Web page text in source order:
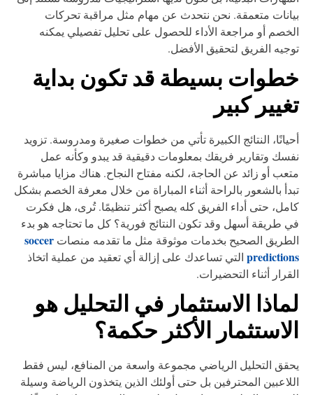
متعمقة. نحن نتحدث عن مهام مثل مراقبة تحركات
أو مراجعة الأداء للحصول على تحليل تفصيلي يمكنه
الفريق لتحقيق الأفضل.
بسيطة قد تكون بداية
كبير
النتائج الكبيرة تأتي من خطوات صغيرة ومدروسة. تزويد
وتقارير فريقك بمعلومات دقيقية قد يبدو وكأنه عمل
أو زائد عن الحاجة، لكنه مفتاح النجاح. هناك مزايا مباشرة
بالشعور بالراحة أثناء المباراة من خلال معرفة الخصم بشكل
حتى أداء الفريق كله يصبح أكثر تنظيمًا. تُرى، هل فكرت
طريقة أسهل وقد تكون النتائج فورية؟ كل ما تحتاجه هو بدء
الصحيح بخدمات موثوقة مثل ما تقدمه منصاتsoccer
التي تساعدك على إزالة أي تعقيد من عملية اتخاذ
أثناء التحضيرات.
الاستثمار في التحليل هو
الأكثر حكمة؟
التحليل الرياضي مجموعة واسعة من المنافع، ليس فقط
المحترفين بل حتى أولئك الذين يتخذون الرياضة وسيلة